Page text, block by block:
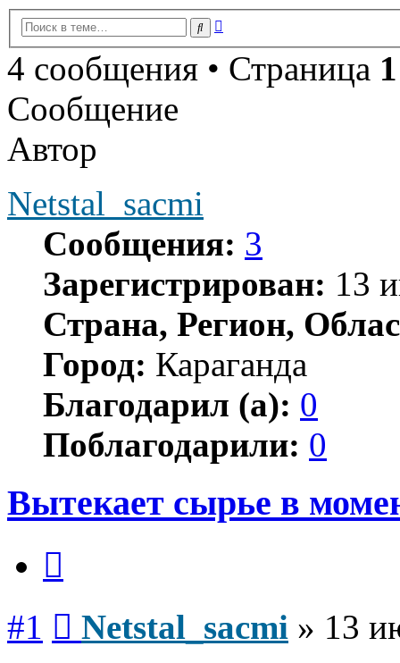
Поиск
4 сообщения • Страница 1
Сообщение
Автор
Netstal_sacmi
Сообщения: 3
Зарегистрирован: 13
Страна, Регион,
Город: Караганда
Благодарил (а): 0
Поблагодарили: 0
Вытекает сырье в
#1 Netstal_sacmi » 13